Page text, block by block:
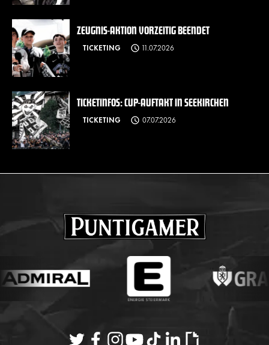
ZEUGNIS-AKTION VORZEITIG BEENDET
TICKETING 11.07.2026
TICKETINFOS: CUP-AUFTAKT IN SEEKIRCHEN
TICKETING 07.07.2026